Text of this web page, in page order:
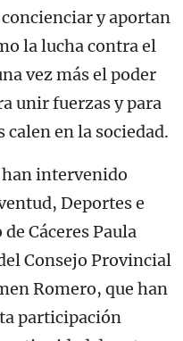
y aportan
la lucha contra el
vez más el poder
unir fuerzas y para
calen en la sociedad.
han intervenido
Deportes e
Cáceres Paula
Consejo Provincial
Romero, que han
participación